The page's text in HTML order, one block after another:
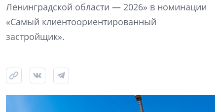
Ленинградской области — 2026» в номинации
«Самый клиентоориентированный
застройщик».